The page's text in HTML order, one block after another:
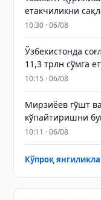
етакчиликни
10:30 · 06/08
Ўзбекистонда
11,3 трлн сўмга
10:15 · 06/08
Мирзиёев гўшт
кўпайтиришни
10:11 · 06/08
Кўпроқ